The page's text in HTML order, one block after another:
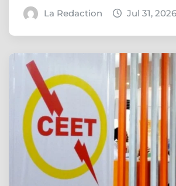
La Redaction Jul 31, 2026